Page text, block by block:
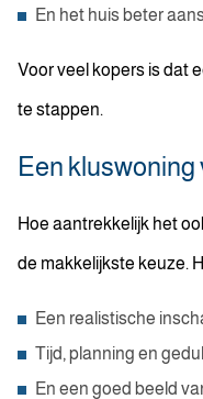
En het huis beter
Voor veel kopers is dat
te stappen.
Een
Hoe aantrekkelijk het
de makkelijkste keuze.
Een realistische
Tijd, planning en
En een goed beeld